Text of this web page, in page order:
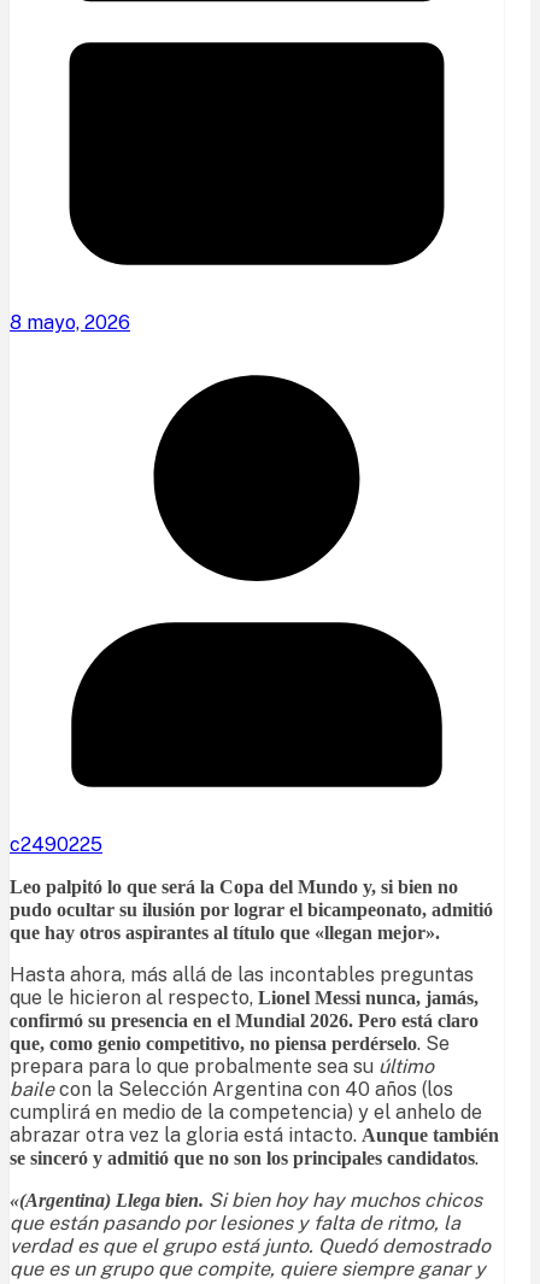
8 mayo, 2026
c2490225
Leo palpitó lo que será la Copa del Mundo y, si bien no
pudo ocultar su ilusión por lograr el bicampeonato, admitió
que hay otros aspirantes al título que «llegan mejor».
Hasta ahora, más allá de las incontables preguntas
que le hicieron al respecto, Lionel Messi nunca, jamás,
confirmó su presencia en el Mundial 2026. Pero está claro
que, como genio competitivo, no piensa perdérselo. Se
prepara para lo que probalmente sea su último
bailecon la Selección Argentina con 40 años (los
cumplirá en medio de la competencia) y el anhelo de
abrazar otra vez la gloria está intacto. Aunque también
se sinceró y admitió que no son los principales candidatos.
«(Argentina) Llega bien. Si bien hoy hay muchos chicos
que están pasando por lesiones y falta de ritmo, la
verdad es que el grupo está junto. Quedó demostrado
que es un grupo que compite, quiere siempre ganar y